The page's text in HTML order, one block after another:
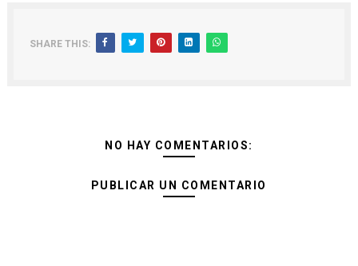
SHARE THIS:
NO HAY COMENTARIOS:
PUBLICAR UN COMENTARIO